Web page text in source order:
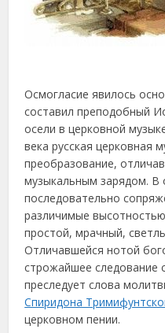
Осмогласие явилось
составил преподобный
осели в церковной
века русская церковная
преобразование,
музыкальным зарядом. В
последовательно
различимые
простой, мрачный,
Отличавшейся нотой
строжайшее следование
преследует слова
Спиридона
церковном пении.